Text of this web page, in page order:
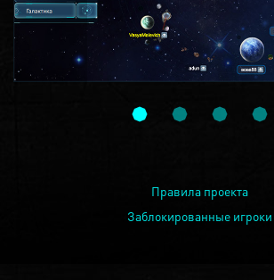
Правила проекта
Заблокированные игроки